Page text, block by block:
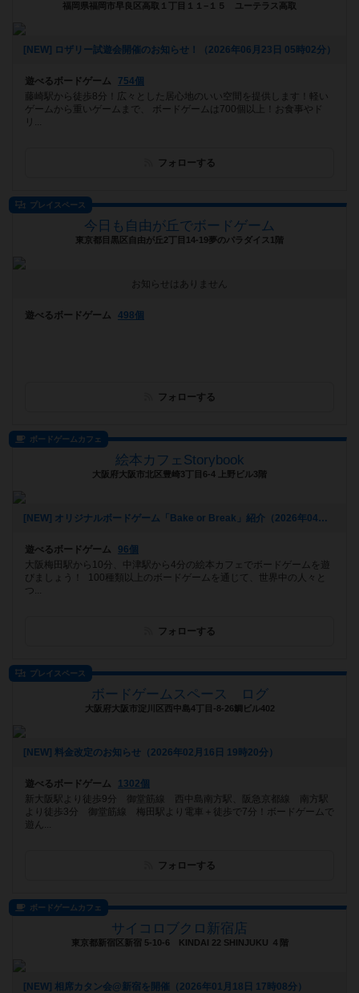
福岡県福岡市早良区高取１丁目１１−１５ ユーテラス高取
[NEW] ロザリー試遊会開催のお知らせ！（2026年06月23日 05時02分）
遊べるボードゲーム
754個
藤崎駅から徒歩8分！広々とした居心地のいい空間を提供します！軽い
ゲームから重いゲームまで、 ボードゲームは700個以上！お食事やド
リ...
フォローする
プレイスペース
今日も自由が丘でボードゲーム
東京都目黒区自由が丘2丁目14-19夢のパラダイス1階
お知らせはありません
遊べるボードゲーム 498個
フォローする
ボードゲームカフェ
絵本カフェStorybook
大阪府大阪市北区豊崎3丁目6-4 上野ビル3階
[NEW] オリジナルボードゲーム「Bake or Break」紹介（2026年04月30日 14時15分）
遊べるボードゲーム
96個
大阪梅田駅から10分、中津駅から4分の絵本カフェでボードゲームを遊
びましょう！ 100種類以上のボードゲームを通じて、世界中の人々と
つ...
フォローする
プレイスペース
ボードゲームスペース ログ
大阪府大阪市淀川区西中島4丁目-8-26鯛ビル402
[NEW] 料金改定のお知らせ（2026年02月16日 19時20分）
遊べるボードゲーム
1302個
新大阪駅より徒歩9分 御堂筋線 西中島南方駅、阪急京都線 南方駅
より徒歩3分 御堂筋線 梅田駅より電車＋徒歩で7分！ボードゲームで
遊ん...
フォローする
ボードゲームカフェ
サイコロブクロ新宿店
東京都新宿区新宿 5-10-6 KINDAI 22 SHINJUKU ４階
[NEW] 相席カタン会@新宿を開催（2026年01月18日 17時08分）